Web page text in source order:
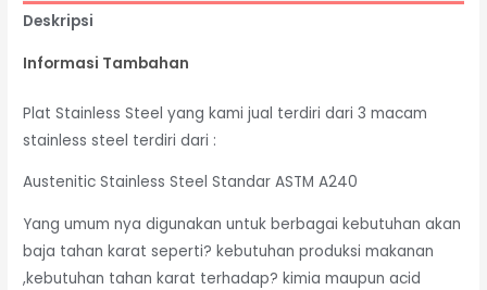
Deskripsi
Informasi Tambahan
Plat Stainless Steel yang kami jual terdiri dari 3 macam
stainless steel terdiri dari :
Austenitic Stainless Steel Standar ASTM A240
Yang umum nya digunakan untuk berbagai kebutuhan akan
baja tahan karat seperti? kebutuhan produksi makanan
,kebutuhan tahan karat terhadap? kimia maupun acid